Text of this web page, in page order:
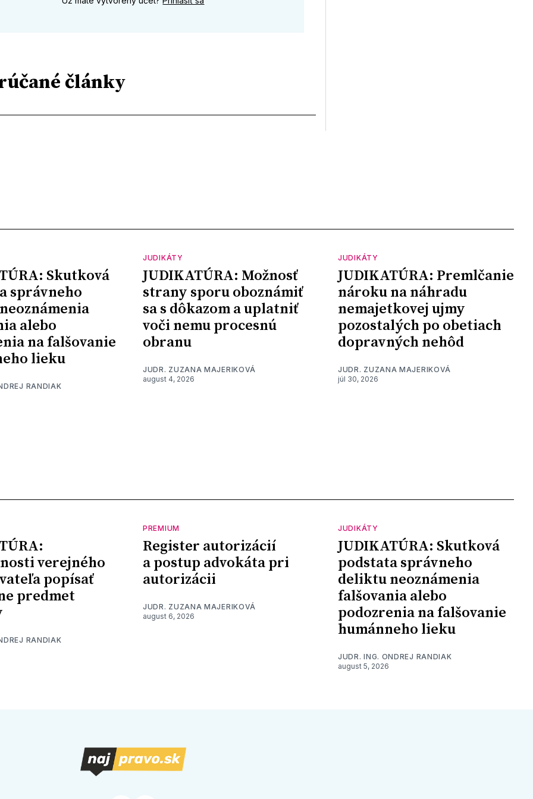
články
Skutková
správneho
alebo
na falšovanie
lieku
RANDIAK
JUDIKÁTY
JUDIKATÚRA: Možnosť
strany sporu oboznámiť
sa s dôkazom a uplatniť
voči nemu procesnú
obranu
JUDR. ZUZANA MAJERIKOVÁ
august 4, 2026
JUDIKÁTY
JUDIKATÚRA: Premlčanie
nároku na náhradu
nemajetkovej ujmy
pozostalých po obetiach
dopravných nehôd
JUDR. ZUZANA MAJERIKOVÁ
júl 30, 2026
verejného
popísať
predmet
RANDIAK
PREMIUM
Register autorizácií
a postup advokáta pri
autorizácii
JUDR. ZUZANA MAJERIKOVÁ
august 6, 2026
JUDIKÁTY
JUDIKATÚRA: Skutková
podstata správneho
deliktu neoznámenia
falšovania alebo
podozrenia na falšovanie
humánneho lieku
JUDR. ING. ONDREJ RANDIAK
august 5, 2026